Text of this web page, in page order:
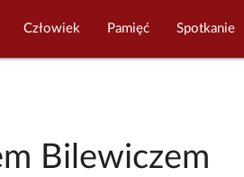
Człowiek Pamięć Spotkanie
Bilewiczem